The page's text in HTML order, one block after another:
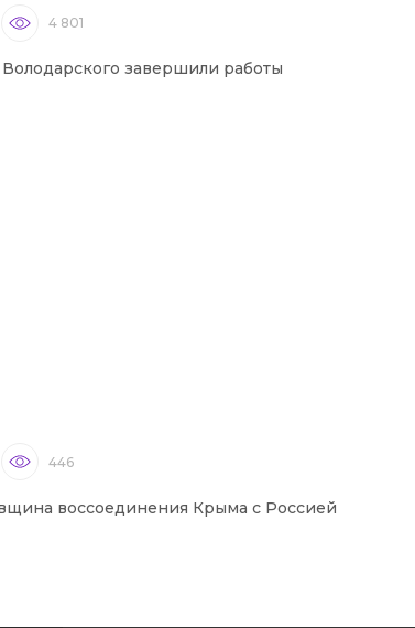
4 801
завершили работы
446
воссоединения Крыма с Россией